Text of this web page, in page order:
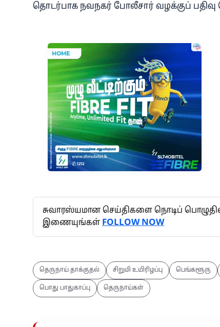
தொடர்பாக நவநகர் போலீசார் வழக்குப்
சுவாரஸ்யமான செய்திகளை நொடிப் பொழுதில்
இணையுங்கள்FOLLOW NOW
தெருநாய் தாக்குதல் சிறுமி உயிரிழப்பு பெங்களூரு
பொது பாதுகாப்பு தெருநாய்கள்